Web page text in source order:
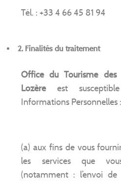
Tél. : +33 4 66 45 81 94
2. Finalités du traitement
Office du Tourisme des
Lozèreest
Informations Personnelles :
(a) aux fins de vous
les services que
(notamment : l’envoi